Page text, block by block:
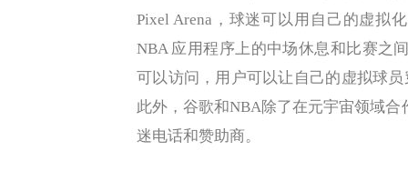
Pixel Arena，球迷可以用自己的虚拟
NBA 应用程序上的中场休息和比赛之
可以访问，用户可以让自己的虚拟球
此外，谷歌和NBA除了在元宇宙领域
迷电话和赞助商。